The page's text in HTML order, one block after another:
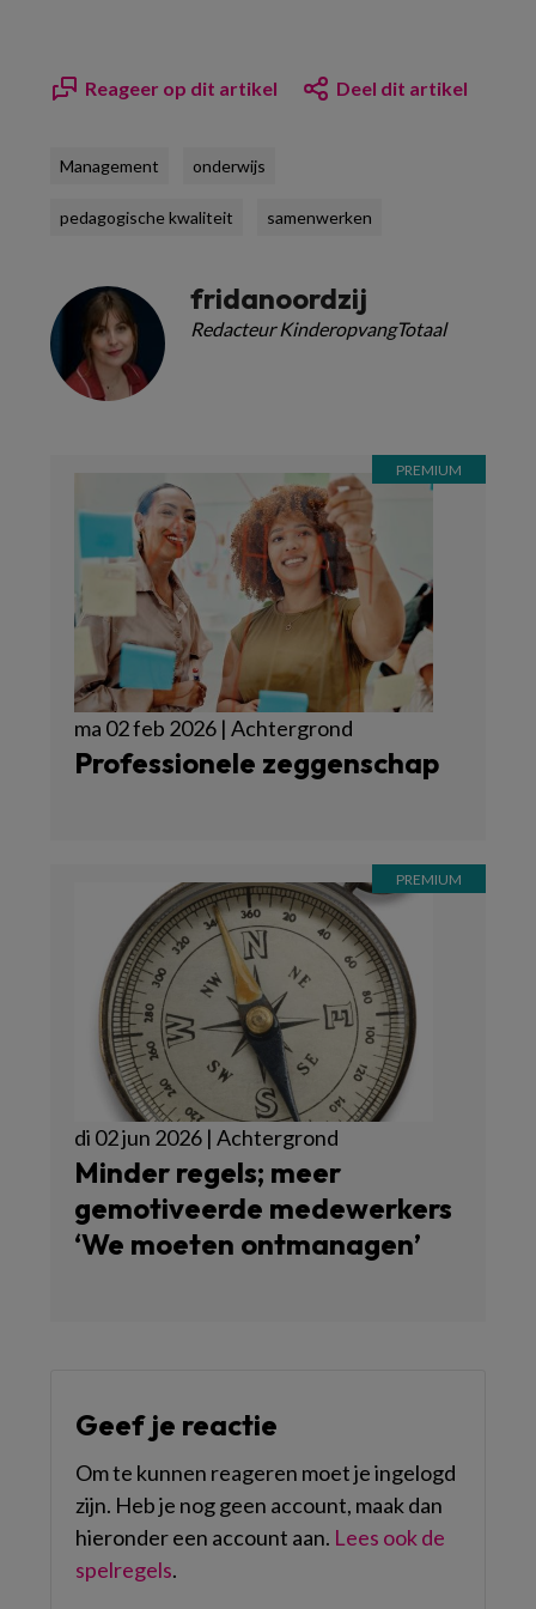
Reageer op dit artikel Deel dit artikel
Management onderwijs
pedagogische kwaliteit samenwerken
fridanoordzij
Redacteur KinderopvangTotaal
ma 02 feb 2026 | Achtergrond
Professionele zeggenschap
di 02 jun 2026 | Achtergrond
Minder regels; meer
gemotiveerde medewerkers
‘We moeten ontmanagen’
Geef je reactie
Om te kunnen reageren moet je ingelogd
zijn. Heb je nog geen account, maak dan
hieronder een account aan. Lees ook de
spelregels.